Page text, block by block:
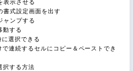
示させる
式設定画面を出す
ンプする
する
選択できる
連続するセルにコピー＆ペーストでき
する方法